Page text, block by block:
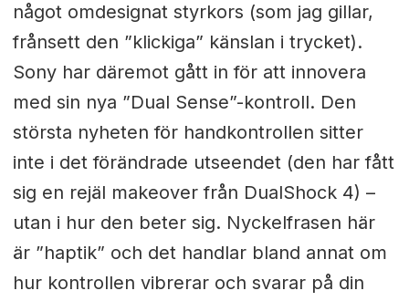
något omdesignat styrkors (som jag gillar,
frånsett den ”klickiga” känslan i trycket).
Sony har däremot gått in för att innovera
med sin nya ”Dual Sense”-kontroll. Den
största nyheten för handkontrollen sitter
inte i det förändrade utseendet (den har fått
sig en rejäl makeover från DualShock 4) –
utan i hur den beter sig. Nyckelfrasen här
är ”haptik” och det handlar bland annat om
hur kontrollen vibrerar och svarar på din